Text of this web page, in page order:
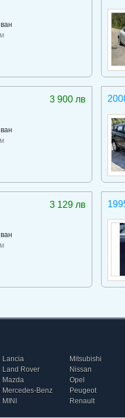
3 900 лв
3 129 лв
Lancia
Land Rover
Mazda
Mercedes-Benz
MINI
Mitsubishi
Nissan
Opel
Peugeot
Renault